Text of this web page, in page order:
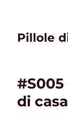
Pillole
#S005
di